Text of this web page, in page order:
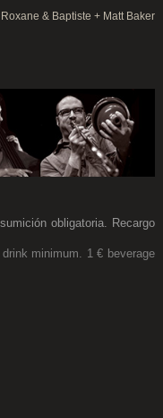
Roxane & Baptiste + Matt Baker
obligatoria. Recargo
minimum. 1 € beverage